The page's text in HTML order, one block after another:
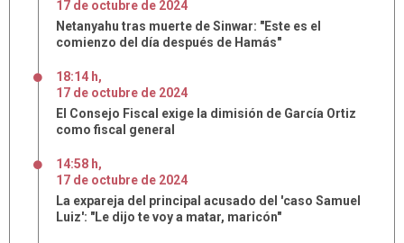
17 de octubre de 2024
Netanyahu tras muerte de Sinwar: "Este es el
comienzo del día después de Hamás"
18:14 h,
17 de octubre de 2024
El Consejo Fiscal exige la dimisión de García Ortiz
como fiscal general
14:58 h,
17 de octubre de 2024
La expareja del principal acusado del 'caso Samuel
Luiz': "Le dijo te voy a matar, maricón"